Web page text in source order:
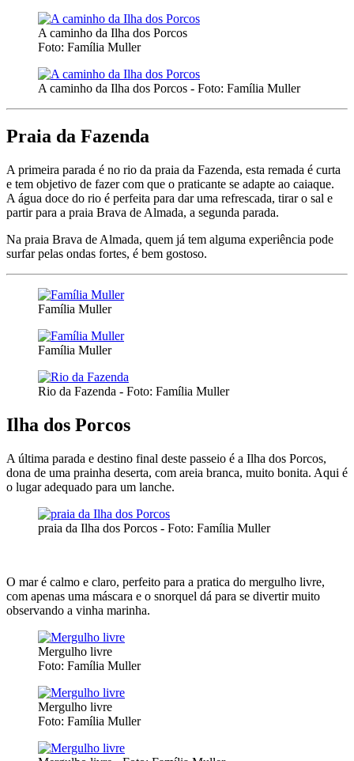
A caminho da Ilha dos Porcos
Foto: Família Muller
A caminho da Ilha dos Porcos - Foto: Família Muller
Praia da Fazenda
A primeira parada é no rio da praia da Fazenda, esta remada é curta
e tem objetivo de fazer com que o praticante se adapte ao caiaque.
A água doce do rio é perfeita para dar uma refrescada, tirar o sal e
partir para a praia Brava de Almada, a segunda parada.
Na praia Brava de Almada, quem já tem alguma experiência pode
surfar pelas ondas fortes, é bem gostoso.
Família Muller
Família Muller
Rio da Fazenda - Foto: Família Muller
Ilha dos Porcos
A última parada e destino final deste passeio é a Ilha dos Porcos,
dona de uma prainha deserta, com areia branca, muito bonita. Aqui é
o lugar adequado para um lanche.
praia da Ilha dos Porcos - Foto: Família Muller
O mar é calmo e claro, perfeito para a pratica do mergulho livre,
com apenas uma máscara e o snorquel dá para se divertir muito
observando a vinha marinha.
Mergulho livre
Foto: Família Muller
Mergulho livre
Foto: Família Muller